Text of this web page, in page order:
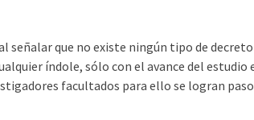
señalar que no existe ningún tipo de
índole, sólo con el avance del
facultados para ello se logran